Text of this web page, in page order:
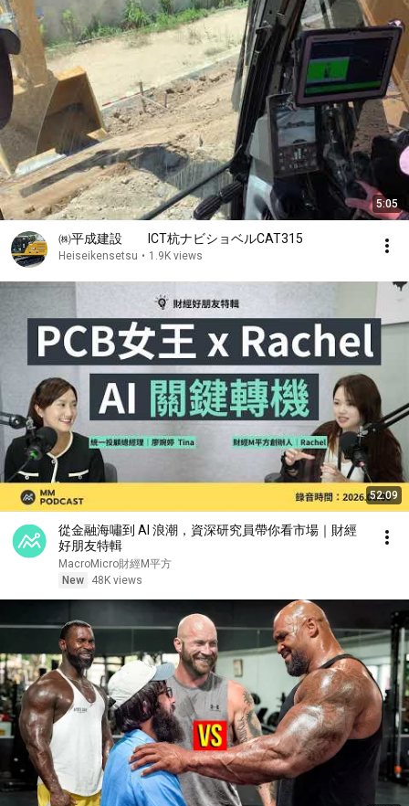
5:05
㈱平成建設 ICT杭ナビショベルCAT315
Heiseikensetsu • 1.9K views
52:09
從金融海嘯到 AI 浪潮，資深研究員帶你看市場｜財經
好朋友特輯
MacroMicro財經M平方
New
48K views